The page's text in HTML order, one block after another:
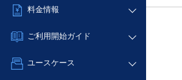
ネットワーク
IoT
サポート
データ利活用
ネットワーク
IoT
料金情報
料金シミュレーター
クラウド/サーバー
ご利用開始ガイド
■ 管理機能
ユースケース